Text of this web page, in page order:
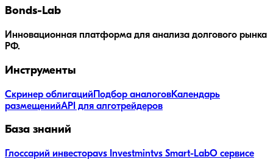
Bonds-Lab
Инновационная платформа для анализа долгового рынка
РФ.
Инструменты
Скринер облигаций Подбор аналоговКалендарь
размещенийAPI для алготрейдеров
База знаний
Глоссарий инвестораvs Investmintvs Smart-LabО сервисе